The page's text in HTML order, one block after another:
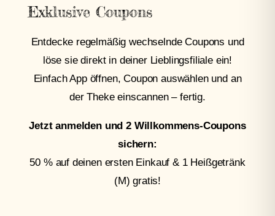
Exklusive Coupons
Entdecke regelmäßig wechselnde Coupons und
löse sie direkt in deiner Lieblingsfiliale ein!
Einfach App öffnen, Coupon auswählen und an
der Theke einscannen – fertig.
Jetzt anmelden und 2 Willkommens-Coupons
sichern:
50 % auf deinen ersten Einkauf & 1 Heißgetränk
(M) gratis!